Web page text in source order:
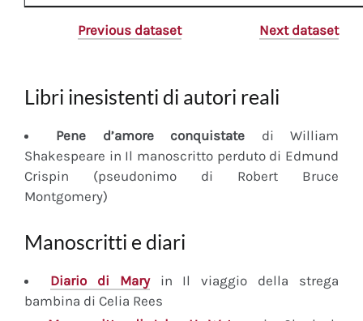
Previous dataset Next dataset
Libri inesistenti di autori reali
Pene d’amore conquistate di William
Shakespeare in Il manoscritto perduto di Edmund
Crispin (pseudonimo di Robert Bruce
Montgomery)
Manoscritti e diari
Diariodi Maryin Il viaggio della strega
bambina di Celia Rees